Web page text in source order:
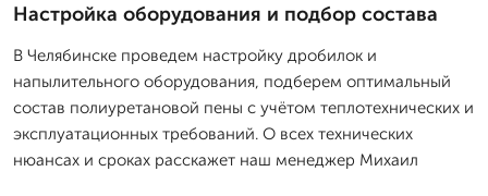
Настройка оборудования и подбор состава
В Челябинске проведем настройку дробилок и
напылительного оборудования, подберем оптимальный
состав полиуретановой пены с учётом теплотехнических и
эксплуатационных требований. О всех технических
нюансах и сроках расскажет наш менеджер Михаил